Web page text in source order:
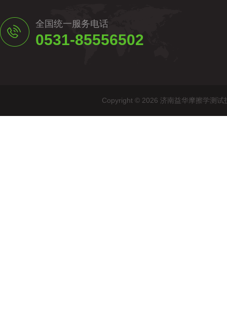
全国统一服务电话
0531-85556502
Copyright © 2026 济南益华摩擦学测